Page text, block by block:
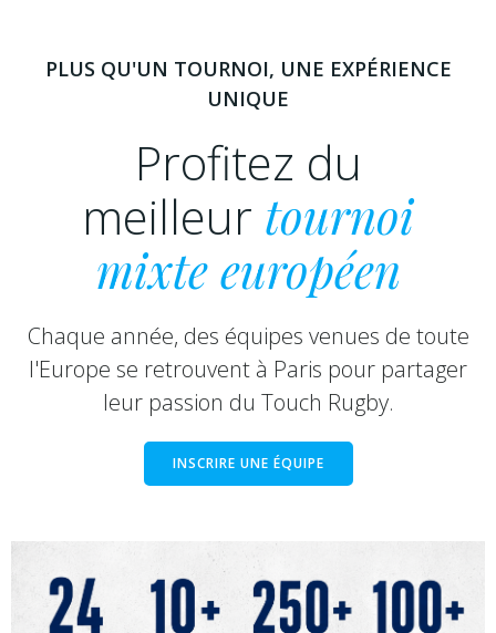
PLUS QU'UN TOURNOI, UNE EXPÉRIENCE
UNIQUE
Profitez du
meilleur tournoi
mixte européen
Chaque année, des équipes venues de toute
l'Europe se retrouvent à Paris pour partager
leur passion du Touch Rugby.
INSCRIRE UNE ÉQUIPE